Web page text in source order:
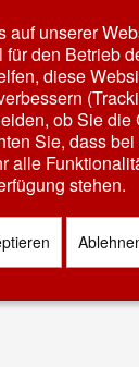
auf unserer
den Betrieb
diese
ob Sie
Sie, dass
alle
stehen.